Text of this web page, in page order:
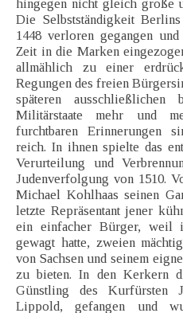
hingegen nicht gleich große
Die Selbstständigkeit
1448 verloren gegangen
Zeit in die Marken
allmählich zu einer
Regungen des freien
späteren ausschließlichen
Militärstaate mehr und
furchtbaren Erinnerungen
reich. In ihnen spielte das
Verurteilung und
Judenverfolgung von 1510.
Michael Kohlhaas seinen
letzte Repräsentant jener
ein einfacher Bürger, weil
gewagt hatte, zweien
von Sachsen und seinem
zu bieten. In den Kerkern
Günstling des Kurfürsten
Lippold, gefangen und